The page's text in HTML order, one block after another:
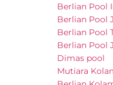
Berlian Pool
Berlian Pool
Berlian Pool
Berlian Pool
Dimas pool
Mutiara